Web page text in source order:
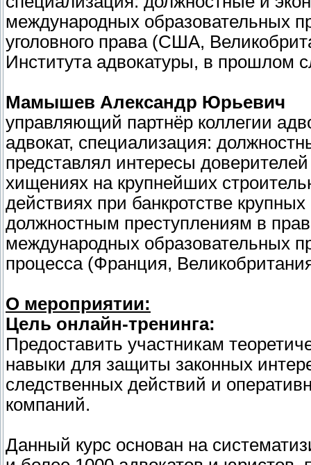
международных образовательных
уголовного права (США,
Института адвокатуры, в прошлом
Мамышев Александр Юрьевич
управляющий партнёр коллегии
адвокат, специализация:
представлял интересы
хищениях на крупнейших
действиях при банкротстве
должностным преступлениям в
международных образовательных
процесса (Франция,
О мероприятии:
Цель онлайн-тренинга:
Предоставить участникам
навыки для защиты законных
следственных действий и
компаний.
Данный курс основан на